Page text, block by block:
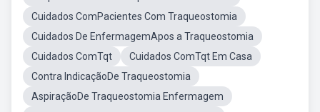
Cuidados ComPacientes Com Traqueostomia
Cuidados De EnfermagemApos a Traqueostomia
Cuidados ComTqt
Cuidados ComTqt Em Casa
Contra IndicaçãoDe Traqueostomia
AspiraçãoDe Traqueostomia Enfermagem